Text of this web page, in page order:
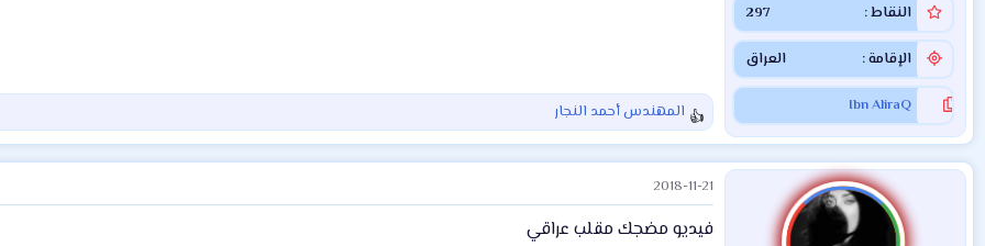
النقاط 297
الإقامة العراق
Ibn AliraQ
ا
ل
ت
ف
ا
ع
المهندس أحمد النجار
2018-11-21
فيديو مضجك مقلب عراقي